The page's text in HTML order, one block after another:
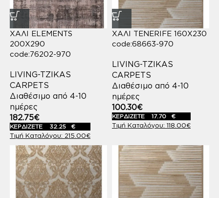
ΧΑΛΙ ELEMENTS
200X290
code:76202-970
LIVING-TZIKAS
CARPETS
Διαθέσιμο από 4-10
ημέρες
215.00€
182.75€
ΚΕΡΔΙΖΕΤΕ 32.25 €
ΧΑΛΙ TENERIFE 160X230
code:68663-970
LIVING-TZIKAS
CARPETS
Διαθέσιμο από 4-10
ημέρες
118.00€
100.30€
ΚΕΡΔΙΖΕΤΕ 17.70 €